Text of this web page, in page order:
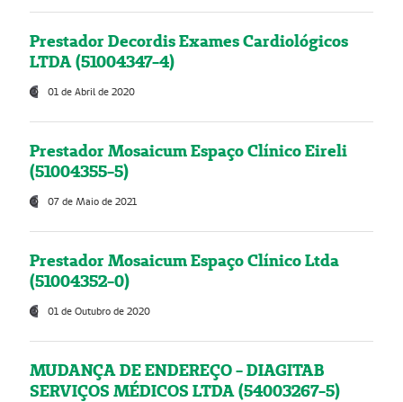
Prestador Decordis Exames Cardiológicos
LTDA (51004347-4)
01 de Abril de 2020
Prestador Mosaicum Espaço Clínico Eireli
(51004355-5)
07 de Maio de 2021
Prestador Mosaicum Espaço Clínico Ltda
(51004352-0)
01 de Outubro de 2020
MUDANÇA DE ENDEREÇO - DIAGITAB
SERVIÇOS MÉDICOS LTDA (54003267-5)